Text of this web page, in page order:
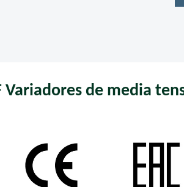
Variadores de media